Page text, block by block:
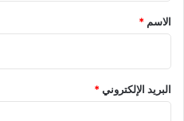
*
الاسم *
البريد الإلكتروني*